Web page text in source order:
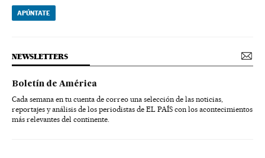
APÚNTATE
NEWSLETTERS
Boletín de América
Cada semana en tu cuenta de correo una selección de las noticias,
reportajes y análisis de los periodistas de EL PAÍS con los acontecimientos
más relevantes del continente.